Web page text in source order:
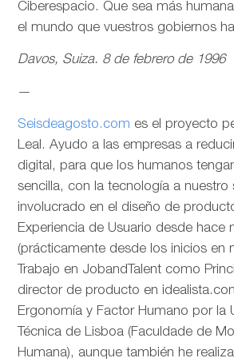
Ciberespacio. Que sea más
el mundo que vuestros gobiernos
Davos, Suiza. 8 de febrero de 1996
—
Seisdeagosto.com es el proyecto
Leal. Ayudo a las empresas a
digital, para que los humanos
sencilla, con la tecnología a nuestro
involucrado en el diseño de
Experiencia de Usuario desde hace
(prácticamente desde los inicios en
Trabajo en JobandTalent como
director de producto en
Ergonomía y Factor Humano por la
Técnica de Lisboa (Faculdade de
Humana), aunque también he